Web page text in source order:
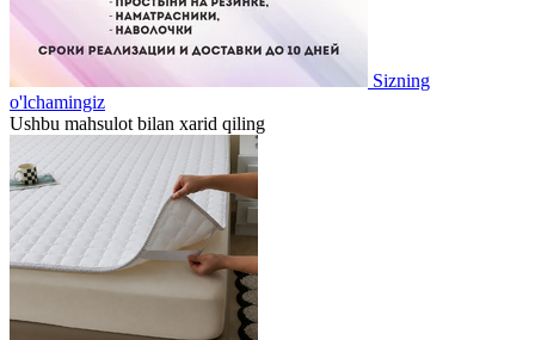
Sizning
o'lchamingiz
Ushbu mahsulot bilan xarid qiling